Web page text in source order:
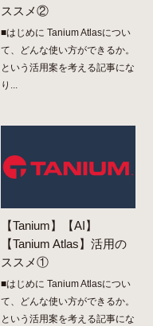
ススメ②
■はじめに Tanium Atlasについ
て、どんな使い方ができるか。
という活用案を考える記事にな
り...
【Tanium】【AI】
【Tanium Atlas】活用の
ススメ①
■はじめに Tanium Atlasについ
て、どんな使い方ができるか。
という活用案を考える記事にな